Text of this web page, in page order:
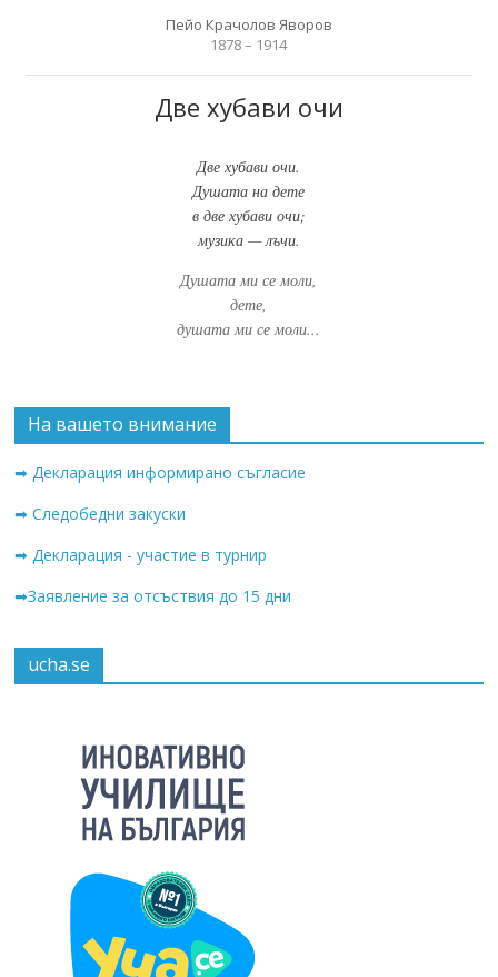
Пейо Крачолов Яворов
1878 – 1914
Две хубави очи
Две хубави очи.
Душата на дете
в две хубави очи;
музика — лъчи.
Душата ми се моли,
дете,
душата ми се моли...
На вашето внимание
➡ Декларация информирано съгласие
➡ Следобедни закуски
➡ Декларация - участие в турнир
➡Заявление за отсъствия до 15 дни
ucha.se